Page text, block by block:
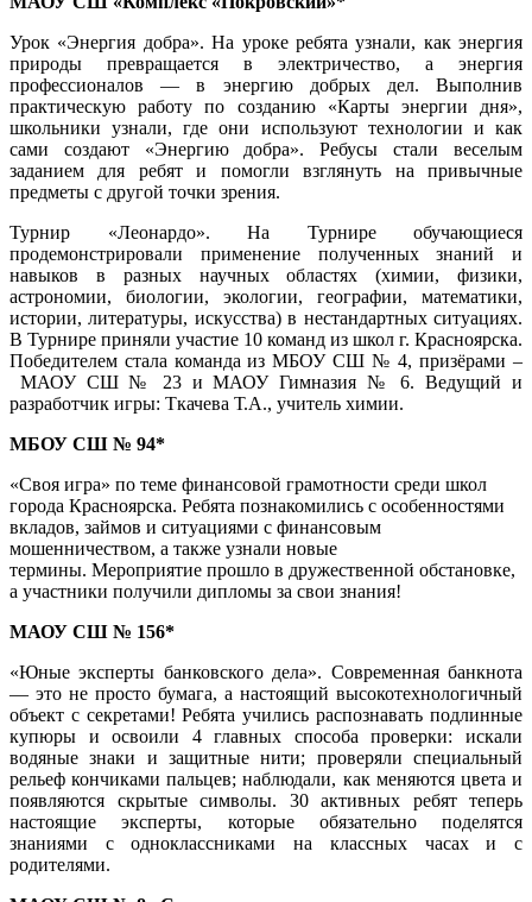
Урок «Энергия добра». На уроке ребята узнали, как энергия
природы превращается в электричество, а энергия
профессионалов — в энергию добрых дел. Выполнив
практическую работу по созданию «Карты энергии дня»,
школьники узнали, где они используют технологии и как
сами создают «Энергию добра». Ребусы стали веселым
заданием для ребят и помогли взглянуть на привычные
предметы с другой точки зрения.
Турнир «Леонардо». На Турнире обучающиеся
продемонстрировали применение полученных знаний и
навыков в разных научных областях (химии, физики,
астрономии, биологии, экологии, географии, математики,
истории, литературы, искусства) в нестандартных ситуациях.
В Турнире приняли участие 10 команд из школ г. Красноярска.
Победителем стала команда из МБОУ СШ № 4, призёрами –
МАОУ СШ № 23 и МАОУ Гимназия № 6. Ведущий и
разработчик игры: Ткачева Т.А., учитель химии.
МБОУ СШ № 94*
«Своя игра» по теме финансовой грамотности среди школ
города Красноярска. Ребята познакомились с особенностями
вкладов, займов и ситуациями с финансовым
мошенничеством, а также узнали новые
термины. Мероприятие прошло в дружественной обстановке,
а участники получили дипломы за свои знания!
МАОУ СШ № 156*
«Юные эксперты банковского дела». Современная банкнота
— это не просто бумага, а настоящий высокотехнологичный
объект с секретами! Ребята учились распознавать подлинные
купюры и освоили 4 главных способа проверки: искали
водяные знаки и защитные нити; проверяли специальный
рельеф кончиками пальцев; наблюдали, как меняются цвета и
появляются скрытые символы. 30 активных ребят теперь
настоящие эксперты, которые обязательно поделятся
знаниями с одноклассниками на классных часах и с
родителями.